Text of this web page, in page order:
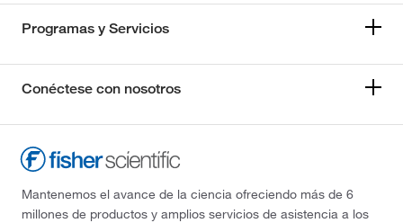
Programas y Servicios
Conéctese con nosotros
Mantenemos el avance de la ciencia ofreciendo más de 6
millones de productos y amplios servicios de asistencia a los